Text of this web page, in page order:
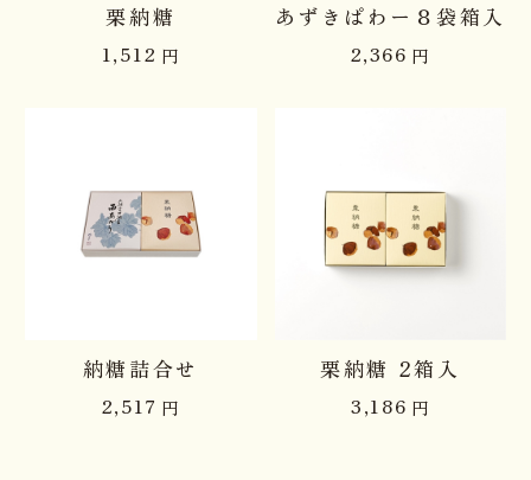
栗納糖
1,512 円
あずきぱわー８袋箱入
2,366 円
納糖詰合せ
2,517 円
栗納糖 2箱入
3,186 円